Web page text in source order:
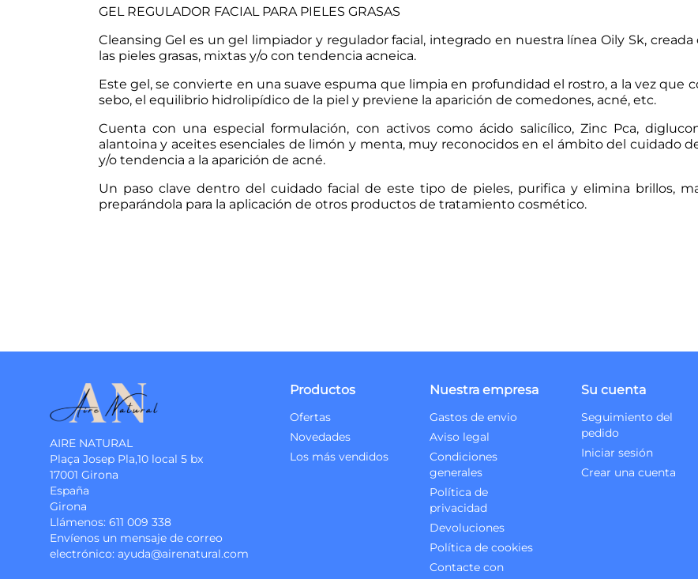
GEL REGULADOR FACIAL PARA PIELES GRASAS
Cleansing Gel es un gel limpiador y regulador facial, integrado en nuestra línea Oily Sk,
las pieles grasas, mixtas y/o con tendencia acneica.
Este gel, se convierte en una suave espuma que limpia en profundidad el rostro, a la vez que
sebo, el equilibrio hidrolipídico de la piel y previene la aparición de comedones, acné, etc.
Cuenta con una especial formulación, con activos como ácido salicílico, Zinc Pca,
alantoina y aceites esenciales de limón y menta, muy reconocidos en el ámbito del cuidado
y/o tendencia a la aparición de acné.
Un paso clave dentro del cuidado facial de este tipo de pieles, purifica y elimina brillos,
preparándola para la aplicación de otros productos de tratamiento cosmético.
AIRE NATURAL
Plaça Josep Pla,10 local 5 bx
17001 Girona
España
Girona
Llámenos: 611 009 338
Envíenos un mensaje de correo
electrónico: ayuda@airenatural.com
Productos
Ofertas
Novedades
Los más vendidos
Nuestra empresa
Gastos de envio
Aviso legal
Condiciones
generales
Política de
privacidad
Devoluciones
Política de cookies
Contacte con
Su cuenta
Seguimiento del
pedido
Iniciar sesión
Crear una cuenta